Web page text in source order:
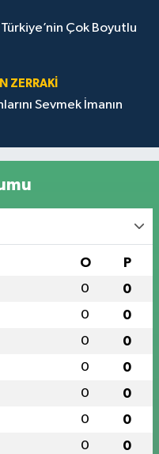
Çok Boyutlu
ZERRAKI
Sevmek İmanın
O P
0 0
0 0
0 0
0 0
0 0
0 0
0 0